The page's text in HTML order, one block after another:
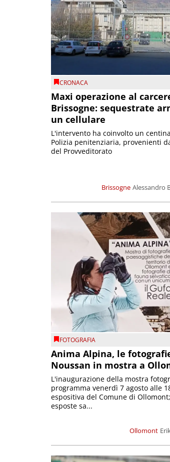
CRONACA
Maxi operazione al
Brissogne: sequestrate
un cellulare
Brissogne Alessandro
L'intervento ha coinvolto un
Polizia penitenziaria, provenienti
del Provveditorato
FOTOGRAFIA
Anima Alpina, le
Noussan in mostra a
Ollomont
L'inaugurazione della mostra
programma venerdì 7 agosto alle
espositiva del Comune di
esposte sa...